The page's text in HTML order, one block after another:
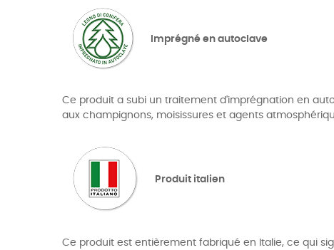
Imprégné en autoclave
Ce produit a subi un traitement d'imprégnation en
aux champignons, moisissures et agents
Produit italien
Ce produit est entièrement fabriqué en Italie, ce qui